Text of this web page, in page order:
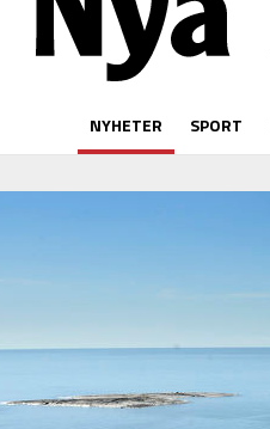
NYHETER SPORT